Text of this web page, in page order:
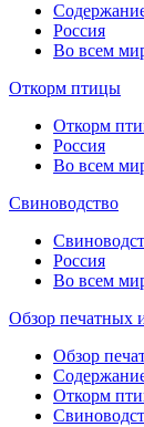
Россия
Во всем
Откорм птицы
Откорм
Россия
Во всем
Свиноводство
Россия
Во всем
Обзор печатных
Обзор
Откорм